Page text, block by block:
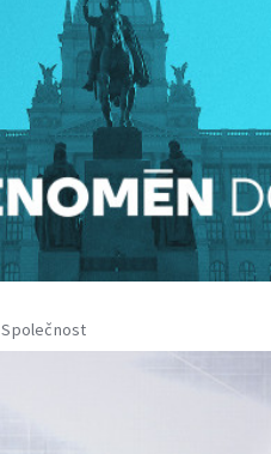
Společnost